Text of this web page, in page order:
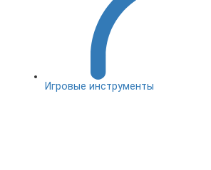
Игровые инструменты